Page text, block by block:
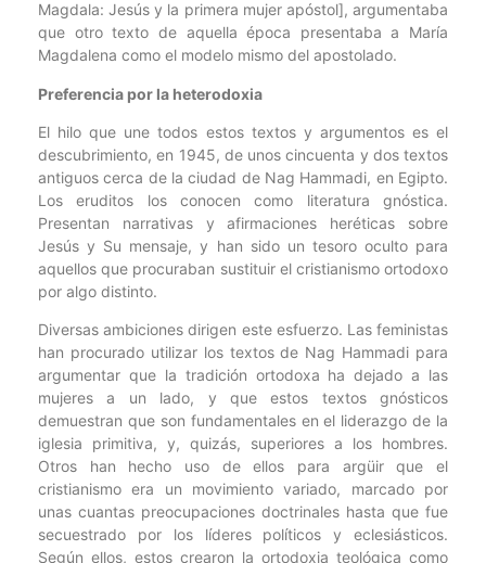
Magdala: Jesús y la primera mujer apóstol], argumentaba
que otro texto de aquella época presentaba a María
Magdalena como el modelo mismo del apostolado.
Preferencia por la heterodoxia
El hilo que une todos estos textos y argumentos es el
descubrimiento, en 1945, de unos cincuenta y dos textos
antiguos cerca de la ciudad de Nag Hammadi, en Egipto.
Los eruditos los conocen como literatura gnóstica.
Presentan narrativas y afirmaciones heréticas sobre
Jesús y Su mensaje, y han sido un tesoro oculto para
aquellos que procuraban sustituir el cristianismo ortodoxo
por algo distinto.
Diversas ambiciones dirigen este esfuerzo. Las feministas
han procurado utilizar los textos de Nag Hammadi para
argumentar que la tradición ortodoxa ha dejado a las
mujeres a un lado, y que estos textos gnósticos
demuestran que son fundamentales en el liderazgo de la
iglesia primitiva, y, quizás, superiores a los hombres.
Otros han hecho uso de ellos para argüir que el
cristianismo era un movimiento variado, marcado por
unas cuantas preocupaciones doctrinales hasta que fue
secuestrado por los líderes políticos y eclesiásticos.
Según ellos, estos crearon la ortodoxia teológica como